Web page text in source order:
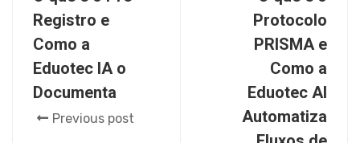
Registro e
Como a
Eduotec IA o
Documenta
Previous post
Protocolo
PRISMA e
Como a
Eduotec AI
Automatiza